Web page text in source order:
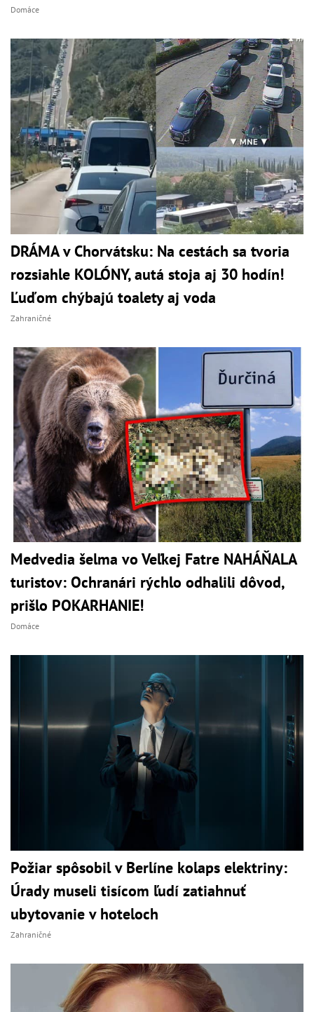
Domáce
DRÁMA v Chorvátsku: Na cestách sa tvoria
rozsiahle KOLÓNY, autá stoja aj 30 hodín!
Ľuďom chýbajú toalety aj voda
Zahraničné
Medvedia šelma vo Veľkej Fatre NAHÁŇALA
turistov: Ochranári rýchlo odhalili dôvod,
prišlo POKARHANIE!
Domáce
Požiar spôsobil v Berlíne kolaps elektriny:
Úrady museli tisícom ľudí zatiahnuť
ubytovanie v hoteloch
Zahraničné